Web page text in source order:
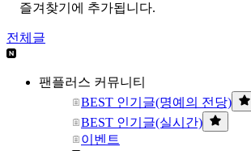
즐겨찾기에 추가됩니다.
전체글
팬플러스 커뮤니티
BEST 인기글(명예의 전당)
BEST 인기글(실시간)
이벤트